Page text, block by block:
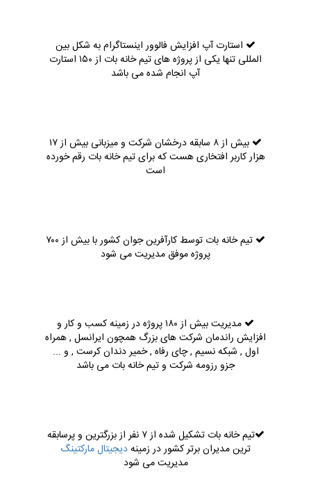
استارت آپ افزایش فالوور اینستاگرام به شکل بین
المللی تنها یکی از پروژه های تیم خانه بات از ۱۵۰ استارت
آپ انجام شده می باشد
بیش از ۸ سابقه درخشان شرکت و میزبانی بیش از ۱۷
هزار کاربر افتخاری هست که برای تیم خانه بات رقم خورده
است
تیم خانه بات توسط کارآفرین جوان کشور با بیش از ۷۰۰
پروژه موفق مدیریت می شود
مدیریت بیش از ۱۸۰ پروژه در زمینه کسب و کار و
افزایش راندمان شرکت های بزرگ همچون ایرانسل , همراه
اول , شبکه نسیم , چای رفاه , خمیر دندان کرست , و ...
جزو رزومه شرکت و تیم خانه بات می باشد
تیم خانه بات تشکیل شده از ۷ نفر از بزرگترین و پرسابقه
ترین مدیران برتر کشور در زمینهدیجیتال مارکتینگ
مدیریت می شود